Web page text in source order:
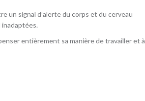
un signal d’alerte du corps et du cerveau
entièrement sa manière de travailler et à